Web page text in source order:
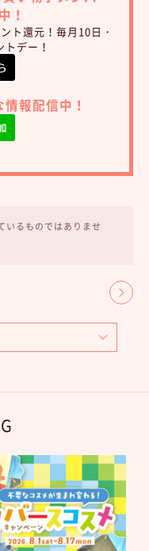
！
ト還元！毎月10日・
デー！
報配信中！
るものではありませ